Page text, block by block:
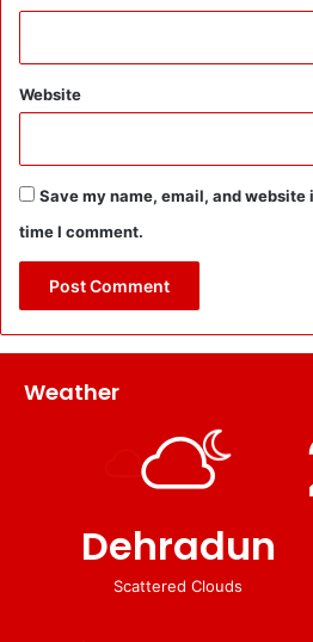
Website
Save my name, email, and
time I comment.
Weather
Dehradun
Scattered Clouds